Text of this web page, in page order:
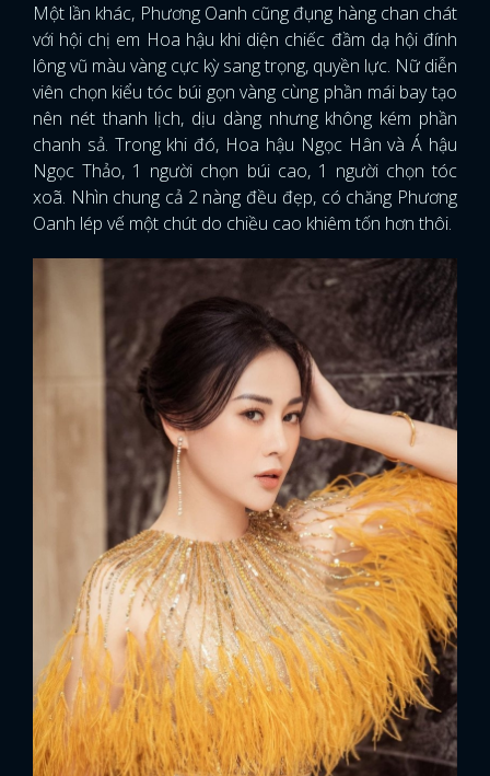
Một lần khác, Phương Oanh cũng đụng hàng chan chát
với hội chị em Hoa hậu khi diện chiếc đầm dạ hội đính
lông vũ màu vàng cực kỳ sang trọng, quyền lực. Nữ diễn
viên chọn kiểu tóc búi gọn vàng cùng phần mái bay tạo
nên nét thanh lịch, dịu dàng nhưng không kém phần
chanh sả. Trong khi đó, Hoa hậu Ngọc Hân và Á hậu
Ngọc Thảo, 1 người chọn búi cao, 1 người chọn tóc
xoã. Nhìn chung cả 2 nàng đều đẹp, có chăng Phương
Oanh lép vế một chút do chiều cao khiêm tốn hơn thôi.